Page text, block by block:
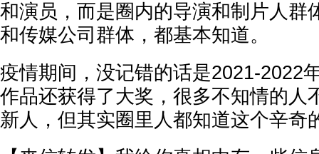
和演员，而是圈内的导演和制片人群
和传媒公司群体，都基本知道。
疫情期间，没记错的话是2021-2022
作品还获得了大奖，很多不知情的人
新人，但其实圈里人都知道这个辛奇